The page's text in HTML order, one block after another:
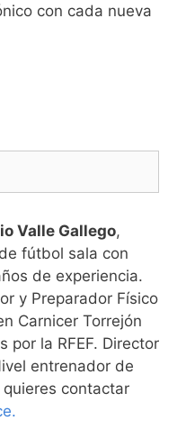
con cada nueva
Valle Gallego,
fútbol sala con
de experiencia.
y Preparador Físico
Carnicer Torrejón
por la RFEF. Director
entrenador de
quieres contactar